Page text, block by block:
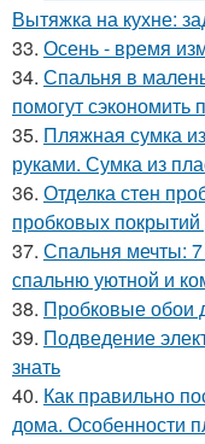
Вытяжка на кухне:
33. Осень - время
34. Спальня в
помогут сэкономить
35. Пляжная сумка
руками. Сумка из
36. Отделка стен
пробковых покрытий
37. Спальня мечты:
спальню уютной и
38. Пробковые обои
39. Подведение
знать
40. Как правильно
дома. Особенности